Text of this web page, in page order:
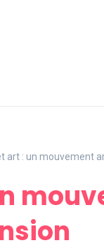
art : un mouvement